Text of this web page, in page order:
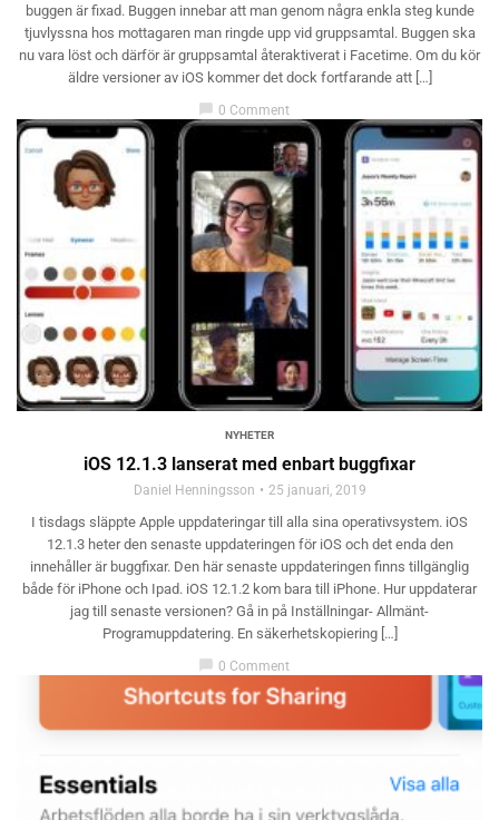
buggen är fixad. Buggen innebar att man genom några enkla steg kunde
tjuvlyssna hos mottagaren man ringde upp vid gruppsamtal. Buggen ska
nu vara löst och därför är gruppsamtal återaktiverat i Facetime. Om du kör
äldre versioner av iOS kommer det dock fortfarande att […]
chat_bubble 0 Comment
NYHETER
iOS 12.1.3 lanserat med enbart buggfixar
Daniel Henningsson 25 januari, 2019
I tisdags släppte Apple uppdateringar till alla sina operativsystem. iOS
12.1.3 heter den senaste uppdateringen för iOS och det enda den
innehåller är buggfixar. Den här senaste uppdateringen finns tillgänglig
både för iPhone och Ipad. iOS 12.1.2 kom bara till iPhone. Hur uppdaterar
jag till senaste versionen? Gå in på Inställningar- Allmänt-
Programuppdatering. En säkerhetskopiering […]
0 Comment